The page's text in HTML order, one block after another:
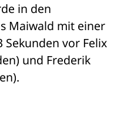
in den
Maiwald mit einer
Sekunden vor Felix
und Frederik